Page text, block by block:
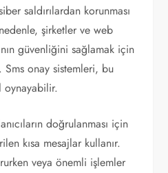
saldırılardan korunması
şirketler ve web
güvenliğini sağlamak için
onay sistemleri, bu
doğrulanması için
kısa mesajlar kullanır.
veya önemli işlemler